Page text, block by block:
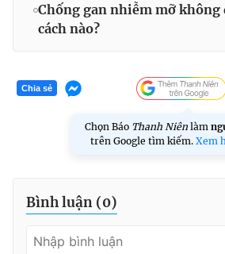
Chống gan nhiễm mỡ không
cách nào?
Chia sẻ
Chọn Báo Thanh Niên làm
trên Google tìm kiếm. Xem
Bình luận (0)